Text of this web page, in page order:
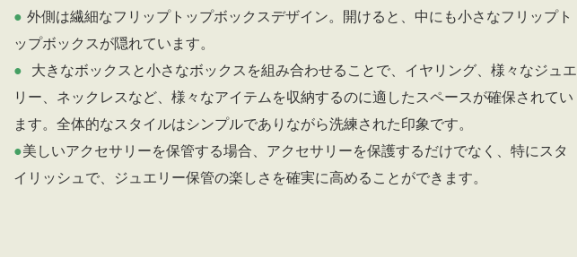
● 外側は繊細なフリップトップボックスデザイン。開けると、中にも小さなフリップト
ップボックスが隠れています。
●
大きなボックスと小さなボックスを組み合わせることで、イヤリング、様々なジュエ
リー、ネックレスなど、様々なアイテムを収納するのに適したスペースが確保されてい
ます。全体的なスタイルはシンプルでありながら洗練された印象です。
●美しいアクセサリーを保管する場合、アクセサリーを保護するだけでなく、特にスタ
イリッシュで、ジュエリー保管の楽しさを確実に高めることができます。